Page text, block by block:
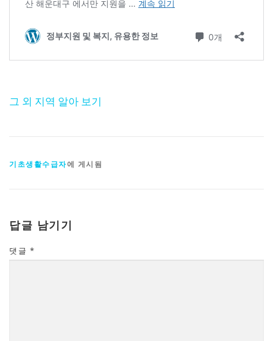
그 외 지역 알아 보기
기초생활수급자에 게시됨
답글 남기기
댓글 *